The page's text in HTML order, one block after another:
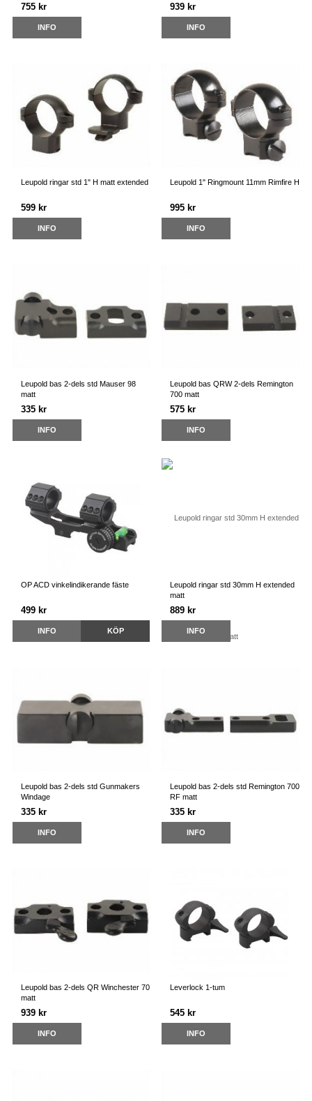
755 kr
INFO
939 kr
INFO
Leupold ringar std 1" H matt extended
599 kr
INFO
Leupold 1" Ringmount 11mm Rimfire H
995 kr
INFO
Leupold bas 2-dels std Mauser 98
matt
335 kr
INFO
Leupold bas QRW 2-dels Remington
700 matt
575 kr
INFO
OP ACD vinkelindikerande fäste
499 kr
INFO KÖP
Leupold ringar std 30mm H extended
matt
889 kr
INFO
Leupold bas 2-dels std Gunmakers
Windage
335 kr
INFO
Leupold bas 2-dels std Remington 700
RF matt
335 kr
INFO
Leupold bas 2-dels QR Winchester 70
matt
939 kr
INFO
Leverlock 1-tum
545 kr
INFO